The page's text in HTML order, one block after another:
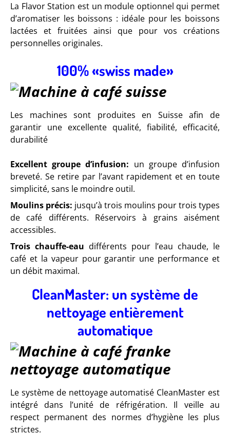
La Flavor Station est un module optionnel qui permet
d’aromatiser les boissons : idéale pour les boissons
lactées et fruitées ainsi que pour vos créations
personnelles originales.
100% «swiss made»
Les machines sont produites en Suisse afin de
garantir une excellente qualité, fiabilité, efficacité,
durabilité
Excellent groupe d’infusion: un groupe d’infusion
breveté. Se retire par l’avant rapidement et en toute
simplicité, sans le moindre outil.
Moulins précis: jusqu’à trois moulins pour trois types
de café différents. Réservoirs à grains aisément
accessibles.
Trois chauffe-eau différents pour l’eau chaude, le
café et la vapeur pour garantir une performance et
un débit maximal.
CleanMaster: un système de
nettoyage entièrement
automatique
Le système de nettoyage automatisé CleanMaster est
intégré dans l’unité de réfrigération. Il veille au
respect permanent des normes d’hygiène les plus
strictes.